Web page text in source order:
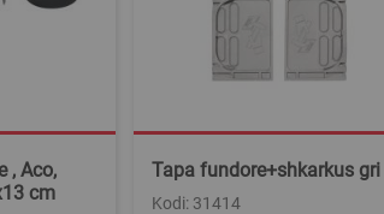
, Aco,
cm
Tapa fundore+shkarkus gri
Kodi: 31414